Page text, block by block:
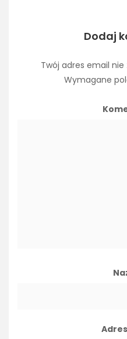
Dodaj
Twój adres email
Wymagane